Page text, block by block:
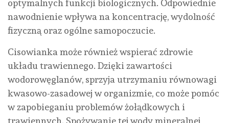
optymalnych funkcji biologicznych. Odpowiednie
nawodnienie wpływa na koncentrację, wydolność
fizyczną oraz ogólne samopoczucie.
Cisowianka może również wspierać zdrowie
układu trawiennego. Dzięki zawartości
wodorowęglanów, sprzyja utrzymaniu równowagi
kwasowo-zasadowej w organizmie, co może pomóc
w zapobieganiu problemów żołądkowych i
trawiennych. Spożywanie tej wody mineralnej